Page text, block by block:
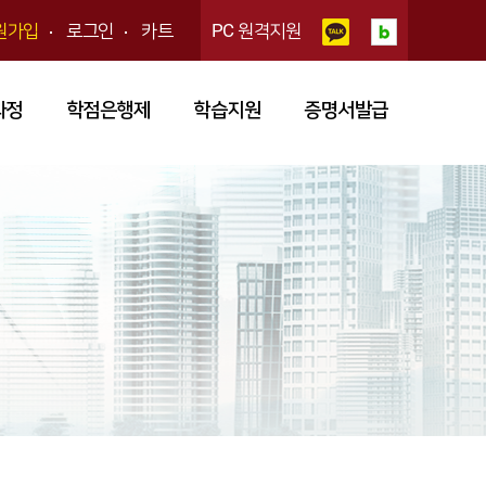
가입 로그인 카트 PC 원격지원
정 학점은행제 학습지원 증명서발급